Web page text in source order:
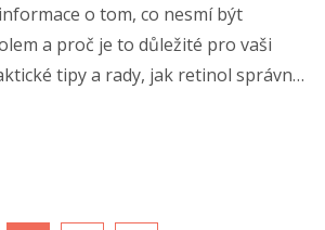
o tom, co nesmí být
a proč je to důležité pro vaši
tipy a rady, jak retinol správně
rutiny a maximalizovat jeho